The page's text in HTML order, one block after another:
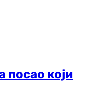
посао који